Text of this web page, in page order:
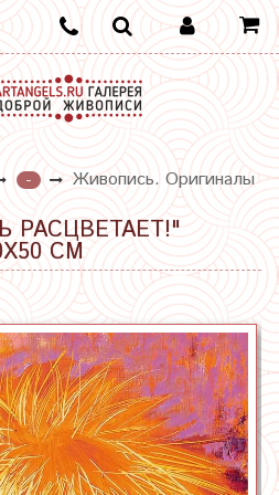
- Живопись. Оригиналы
РАСЦВЕТАЕТ!"
СМ